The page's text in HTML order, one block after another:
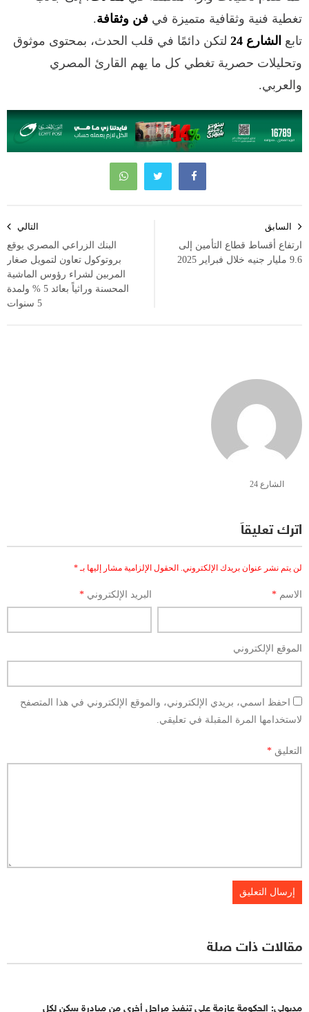
تغطية فنية وثقافية متميزة في فن وثقافة.
تابع الشارع 24
لتكن دائمًا في قلب الحدث، بمحتوى موثوق
وتحليلات حصرية تغطي كل ما يهم القارئ المصري
والعربي.
المقالات
السابق
ارتفاع أقساط قطاع التأمين إلى
9.6 مليار جنيه خلال فبراير 2025
التالي
البنك الزراعي المصري يوقع
بروتوكول تعاون لتمويل صغار
المربين لشراء رؤوس الماشية
المحسنة وراثياً بعائد 5 % ولمدة
5 سنوات
الشارع 24
اترك تعليقاً
لن يتم نشر عنوان بريدك الإلكتروني. الحقول الإلزامية مشار إليها بـ*
الاسم * البريد الإلكتروني*
الموقع الإلكتروني
احفظ اسمي، بريدي الإلكتروني، والموقع الإلكتروني في هذا المتصفح
لاستخدامها المرة المقبلة في تعليقي.
التعليق *
مقالات ذات صلة
مدبولي: الحكومة عازمة على تنفيذ مراحل أخرى من مبادرة سكن لكل